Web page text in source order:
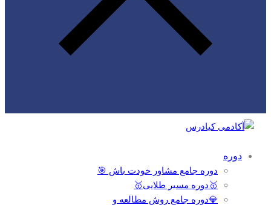
دوره
دوره جامع مشاور خودت باش 🎯
🥇دوره مسیر طلایی🥇
💎دوره جامع روش مطالعه و